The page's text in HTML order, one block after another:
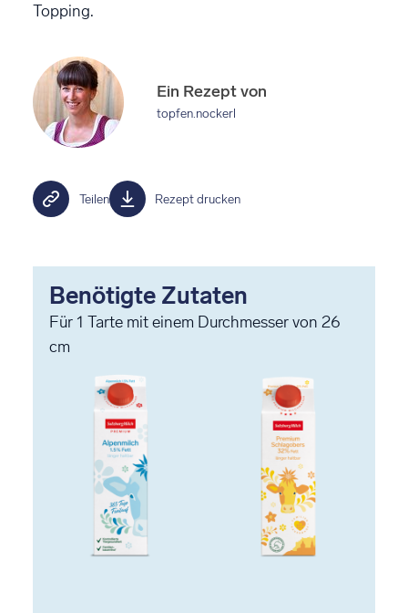
Topping.
Ein Rezept von
topfen.nockerl
Teilen Rezept drucken
Benötigte Zutaten
Für 1 Tarte mit einem Durchmesser von 26
cm